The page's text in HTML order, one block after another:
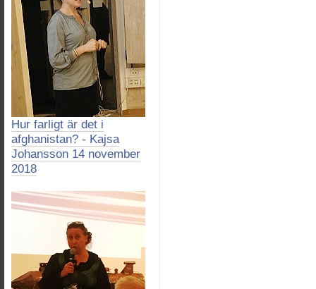
Hur farligt är det i
afghanistan? - Kajsa
Johansson 14 november
2018